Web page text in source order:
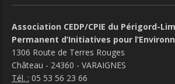
Association CEDP/CPIE du Périgord-
Permanent d’Initiatives pour
1306 Route de Terres Rouges
Château - 24360 - VARAIGNES
Tél. : 05 53 56 23 66